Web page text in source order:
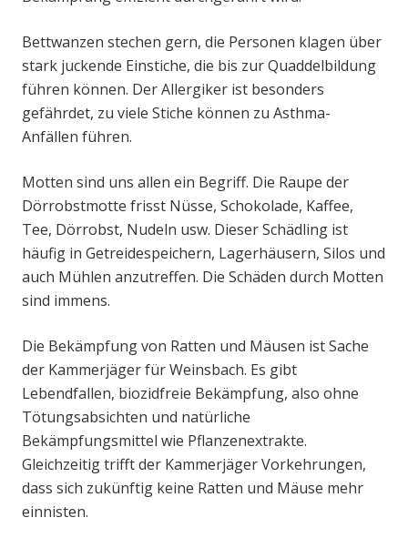
Bettwanzen stechen gern, die Personen klagen über
stark juckende Einstiche, die bis zur Quaddelbildung
führen können. Der Allergiker ist besonders
gefährdet, zu viele Stiche können zu Asthma-
Anfällen führen.
Motten sind uns allen ein Begriff. Die Raupe der
Dörrobstmotte frisst Nüsse, Schokolade, Kaffee,
Tee, Dörrobst, Nudeln usw. Dieser Schädling ist
häufig in Getreidespeichern, Lagerhäusern, Silos und
auch Mühlen anzutreffen. Die Schäden durch Motten
sind immens.
Die Bekämpfung von Ratten und Mäusen ist Sache
der Kammerjäger für Weinsbach. Es gibt
Lebendfallen, biozidfreie Bekämpfung, also ohne
Tötungsabsichten und natürliche
Bekämpfungsmittel wie Pflanzenextrakte.
Gleichzeitig trifft der Kammerjäger Vorkehrungen,
dass sich zukünftig keine Ratten und Mäuse mehr
einnisten.